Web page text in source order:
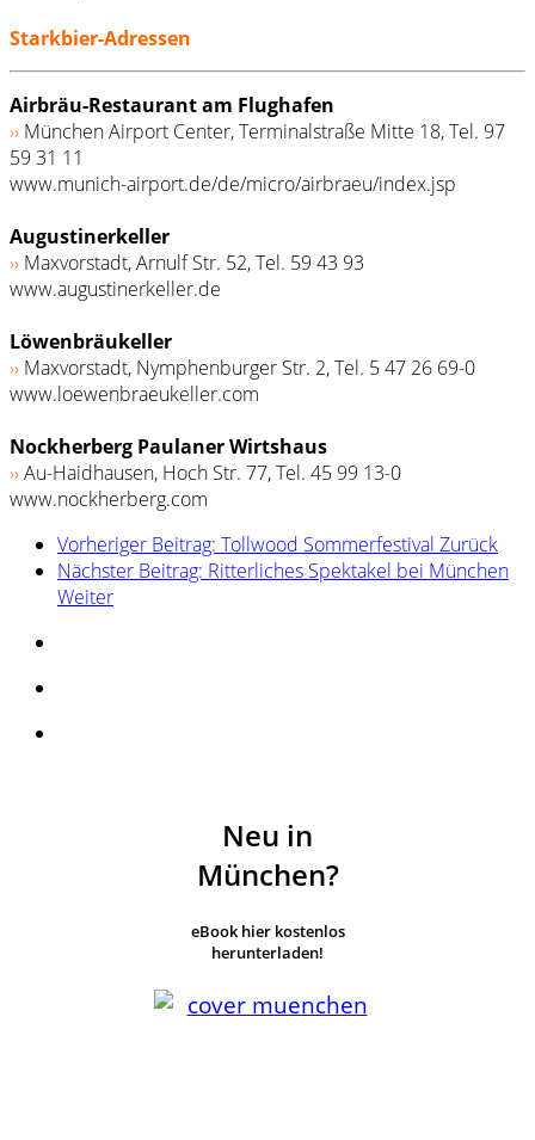
Starkbier-Adressen
Airbräu-Restaurant am Flughafen
›› München Airport Center, Terminalstraße Mitte 18, Tel. 97
59 31 11
www.munich-airport.de/de/micro/airbraeu/index.jsp
Augustinerkeller
›› Maxvorstadt, Arnulf Str. 52, Tel. 59 43 93
www.augustinerkeller.de
Löwenbräukeller
›› Maxvorstadt, Nymphenburger Str. 2, Tel. 5 47 26 69-0
www.loewenbraeukeller.com
Nockherberg Paulaner Wirtshaus
››Au-Haidhausen, Hoch Str. 77, Tel. 45 99 13-0
www.nockherberg.com
Vorheriger Beitrag: Tollwood Sommerfestival Zurück
Nächster Beitrag: Ritterliches Spektakel bei München
Weiter
Neu in
München?
eBook hier kostenlos
herunterladen!